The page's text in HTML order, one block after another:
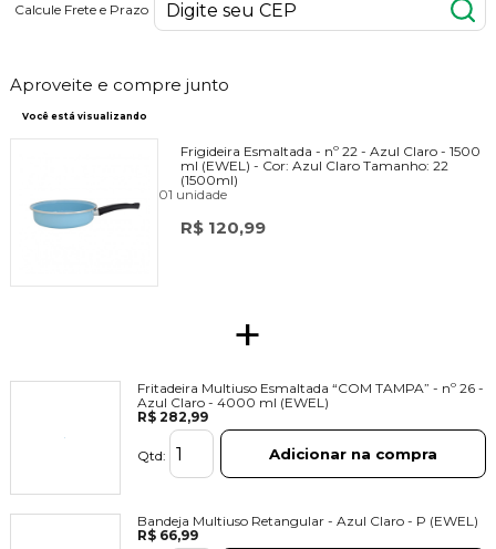
Calcule Frete e Prazo
Aproveite e compre junto
Você está visualizando
Frigideira Esmaltada - nº 22 - Azul Claro - 1500
ml (EWEL) - Cor: Azul Claro Tamanho: 22
(1500ml)
01 unidade
R$ 120,99
+
Fritadeira Multiuso Esmaltada “COM TAMPA” - nº 26 -
Azul Claro - 4000 ml (EWEL)
R$ 282,99
Qtd: Adicionar na compra
Bandeja Multiuso Retangular - Azul Claro - P (EWEL)
R$ 66,99